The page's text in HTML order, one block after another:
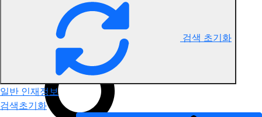
5. 아로마구인
부산남구 실장 구직정보
검색 초기화
일반 인재정보
검색초기화